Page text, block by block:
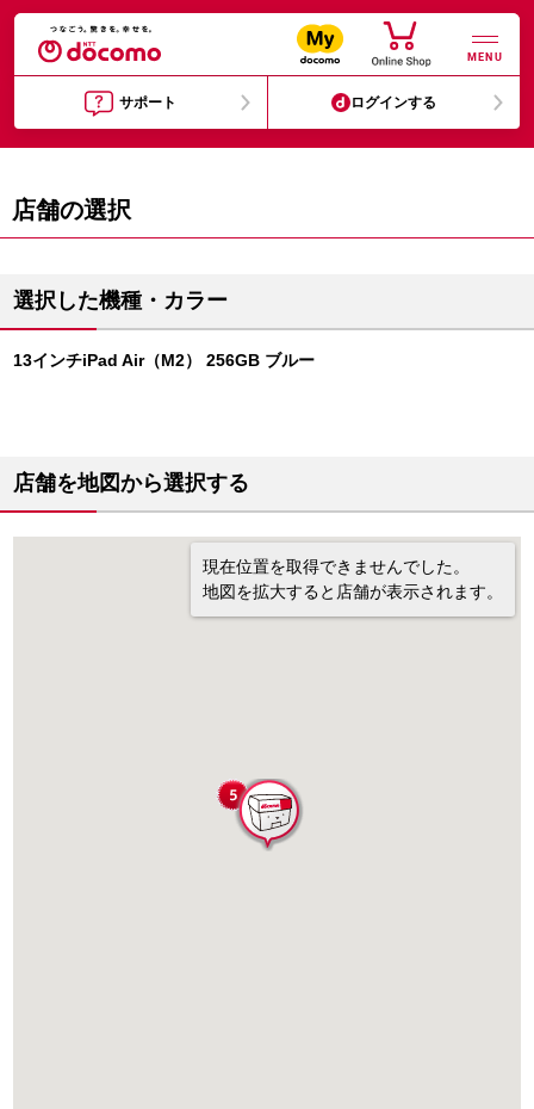
MENU
サポート ログインする
店舗の選択
選択した機種・カラー
13インチiPad Air（M2） 256GB ブルー
店舗を地図から選択する
現在位置を取得できませんでした。
地図を拡大すると店舗が表示されます。